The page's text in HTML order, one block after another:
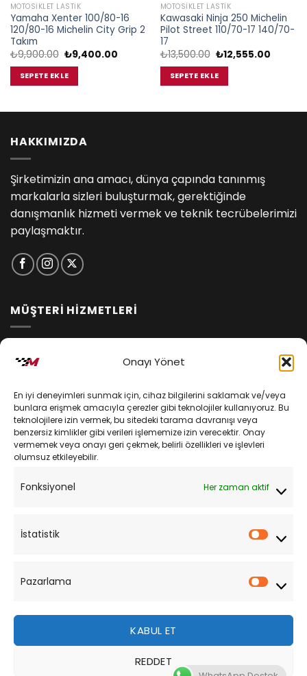
Onayı Yönet
En iyi deneyimleri sunmak için, cihaz bilgilerini saklamak ve/veya
bunlara erişmek amacıyla çerezler gibi teknolojiler kullanıyoruz. Bu
teknolojilere izin vermek, bu sitedeki tarama davranışı veya
benzersiz kimlikler gibi verileri işlememize izin verecektir. Onay
vermemek veya onayı geri çekmek, belirli özellikleri ve işlevleri
olumsuz etkileyebilir.
Fonksiyonel Her zaman aktif
İstatistik
Pazarlama
KABUL ET
REDDET
MOTOSIKLET LASTIK
Yamaha Xenter 100/80-16
120/80-16 Michelin City Grip 2
Takım
₺9,900.00 Orijinal
fiyat:
₺9,900.00.
₺9,400.00Şu
SEPETE EKLE
MOTOSIKLET LASTIK
Kawasaki Ninja 250 Michelin
Pilot Street 110/70-17 140/70-
17
₺13,500.00 Orijinal
fiyat:
₺13,500.00.
₺12,555.00Şu
SEPETE EKLE
HAKKIMIZDA
Şirketimizin ana amacı, dünya çapında tanınmış
markalarla sizleri buluşturmak, gerektiğinde
danışmanlık hizmeti vermek ve teknik tecrübelerimizi
paylaşmaktır.
MÜŞTERİ HİZMETLERİ
Kişisel Verilerin Korunması
Mesafeli Satış Sözleşmesi
Sipariş Takibi
Bu site, size daha iyi bir tarama deneyimi sunmak için